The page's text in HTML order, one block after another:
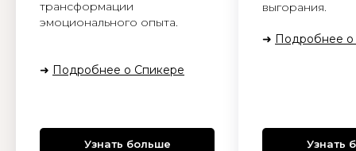
трансформации
эмоционального опыта.
➜ Подробнее о Спикере
Узнать больше
выгорания.
➜ Подробнее о
Узнать